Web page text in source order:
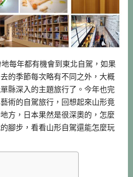
每年都有機會到東北自駕，如果
的季節每次略有不同之外，大概
縣深入的主題旅行了。今年也完
術的自駕旅行，回想起來山形竟
方，日本果然是很深奧的，怎麼
腳步，看看山形自駕還能怎麼玩